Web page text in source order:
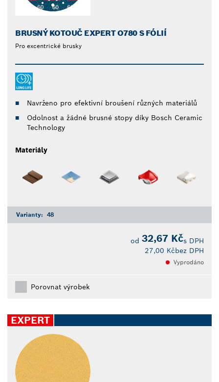
BRUSNÝ KOTOUČ EXPERT O780 S FÓLIÍ
Pro excentrické brusky
Navrženo pro efektivní broušení různých materiálů
Odolnost a žádné brusné stopy díky Bosch Ceramic
Technology
Materiály
Varianty: 48
od 32,67 Kčs DPH
27,00 Kčbez DPH
Vyprodáno
Porovnat výrobek
EXPERT